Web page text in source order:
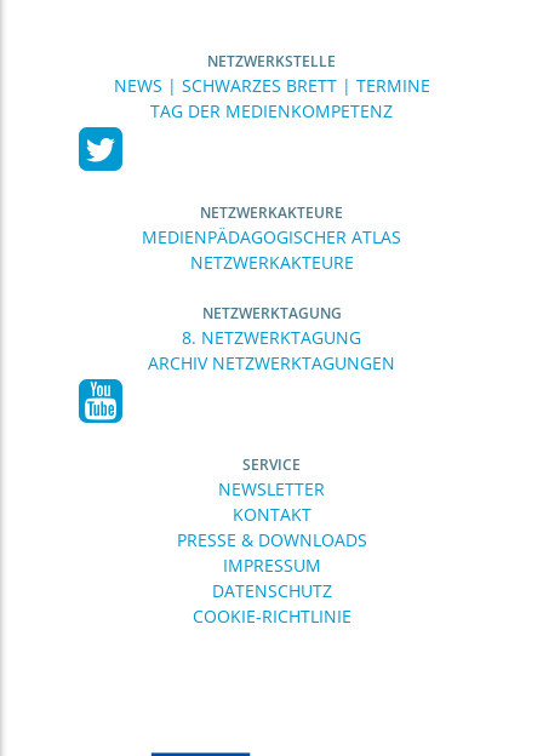
NETZWERKSTELLE
NEWS | SCHWARZES BRETT | TERMINE
TAG DER MEDIENKOMPETENZ
NETZWERKAKTEURE
MEDIENPÄDAGOGISCHER ATLAS
NETZWERKAKTEURE
NETZWERKTAGUNG
8. NETZWERKTAGUNG
ARCHIV NETZWERKTAGUNGEN
SERVICE
NEWSLETTER
KONTAKT
PRESSE & DOWNLOADS
IMPRESSUM
DATENSCHUTZ
COOKIE-RICHTLINIE